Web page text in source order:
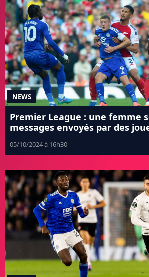
NEWS
Premier League : une femme
messages envoyés par des
05/10/2024 à 16h30